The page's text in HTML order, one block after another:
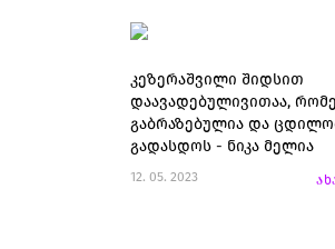
კეზერაშვილი შიდსით
დაავადებულივითაა,
გაბრაზებულია და
გადასდოს - ნიკა მელია
12. 05. 2023